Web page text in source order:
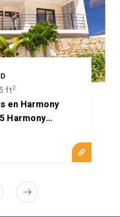
ft2
en Harmony
Harmony